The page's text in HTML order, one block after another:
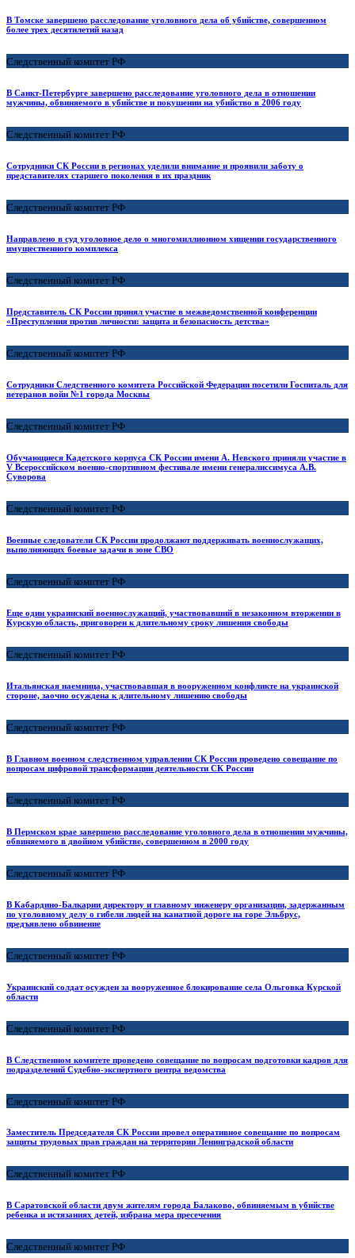
В Томске завершено расследование уголовного дела об убийстве, совершенном
более трех десятилетий назад
Следственный комитет РФ
В Санкт-Петербурге завершено расследование уголовного дела в отношении
мужчины, обвиняемого в убийстве и покушении на убийство в 2006 году
Следственный комитет РФ
Сотрудники СК России в регионах уделили внимание и проявили заботу о
представителях старшего поколения в их праздник
Следственный комитет РФ
Направлено в суд уголовное дело о многомиллионном хищении государственного
имущественного комплекса
Следственный комитет РФ
Представитель СК России принял участие в межведомственной конференции
«Преступления против личности: защита и безопасность детства»
Следственный комитет РФ
Сотрудники Следственного комитета Российской Федерации посетили Госпиталь для
ветеранов войн №1 города Москвы
Следственный комитет РФ
Обучающиеся Кадетского корпуса СК России имени А. Невского приняли участие в
V Всероссийском военно-спортивном фестивале имени генералиссимуса А.В.
Суворова
Следственный комитет РФ
Военные следователи СК России продолжают поддерживать военнослужащих,
выполняющих боевые задачи в зоне СВО
Следственный комитет РФ
Еще один украинский военнослужащий, участвовавший в незаконном вторжении в
Курскую область, приговорен к длительному сроку лишения свободы
Следственный комитет РФ
Итальянская наемница, участвовавшая в вооруженном конфликте на украинской
стороне, заочно осуждена к длительному лишению свободы
Следственный комитет РФ
В Главном военном следственном управлении СК России проведено совещание по
вопросам цифровой трансформации деятельности СК России
Следственный комитет РФ
В Пермском крае завершено расследование уголовного дела в отношении мужчины,
обвиняемого в двойном убийстве, совершенном в 2000 году
Следственный комитет РФ
В Кабардино-Балкарии директору и главному инженеру организации, задержанным
по уголовному делу о гибели людей на канатной дороге на горе Эльбрус,
предъявлено обвинение
Следственный комитет РФ
Украинский солдат осужден за вооруженное блокирование села Ольговка Курской
области
Следственный комитет РФ
В Следственном комитете проведено совещание по вопросам подготовки кадров для
подразделений Судебно-экспертного центра ведомства
Следственный комитет РФ
Заместитель Председателя СК России провел оперативное совещание по вопросам
защиты трудовых прав граждан на территории Ленинградской области
Следственный комитет РФ
В Саратовской области двум жителям города Балаково, обвиняемым в убийстве
ребенка и истязаниях детей, избрана мера пресечения
Следственный комитет РФ